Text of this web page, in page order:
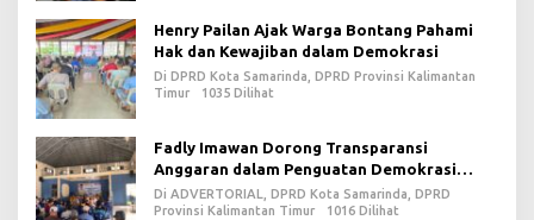
Henry Pailan Ajak Warga Bontang Pahami
Hak dan Kewajiban dalam Demokrasi
Di DPRD Kota Samarinda, DPRD Provinsi Kalimantan
Timur
1035 Dilihat
Fadly Imawan Dorong Transparansi
Anggaran dalam Penguatan Demokrasi
Daerah di PPU
Di ADVERTORIAL, DPRD Kota Samarinda, DPRD
Provinsi Kalimantan Timur
1016 Dilihat